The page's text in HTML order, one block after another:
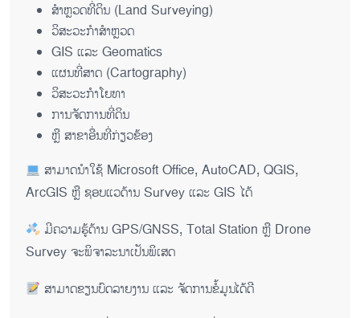
ສຳຫຼວດທີ່ດິນ (Land Surveying)
ວິສະວະກຳສຳຫຼວດ
GIS ແລະ Geomatics
ແຜນທີ່ສາດ (Cartography)
ວິສະວະກຳໂຍທາ
ການຈັດການທີ່ດິນ
ຫຼື ສາຂາອື່ນທີ່ກ່ຽວຂ້ອງ
ສາມາດນຳໃຊ້ Microsoft Office, AutoCAD, QGIS,
ArcGIS ຫຼື ຊອບແວດ້ານ Survey ແລະ GIS ໄດ້
ມີຄວາມຮູ້ດ້ານ GPS/GNSS, Total Station ຫຼື Drone
Survey ຈະພິຈາລະນາເປັນພິເສດ
ສາມາດຂຽນບົດລາຍງານ ແລະ ຈັດການຂໍ້ມູນໄດ້ດີ